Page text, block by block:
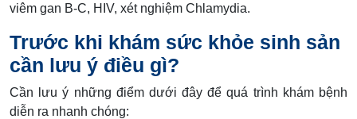
viêm gan B-C, HIV, xét nghiệm Chlamydia.
Trước khi khám sức khỏe sinh sản
cần lưu ý điều gì?
Cần lưu ý những điểm dưới đây để quá trình khám bệnh
diễn ra nhanh chóng: